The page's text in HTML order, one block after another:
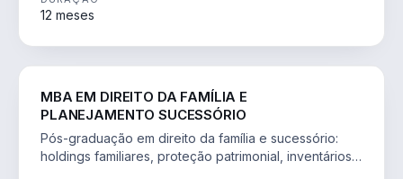
12 meses
MBA EM DIREITO DA FAMÍLIA E
PLANEJAMENTO SUCESSÓRIO
Pós-graduação em direito da família e sucessório:
holdings familiares, proteção patrimonial, inventários